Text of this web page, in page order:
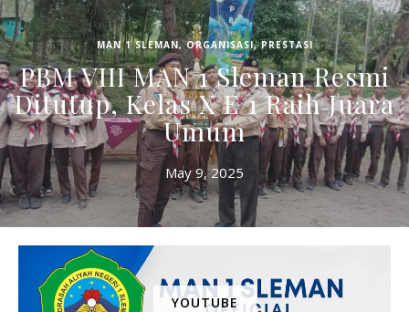
MAN 1 SLEMAN,ORGANISASI,PRESTASI
PBM VIII MAN 1 Sleman Resmi
Ditutup, Kelas X E 1 Raih Juara
Umum
May 9, 2025
YOUTUBE